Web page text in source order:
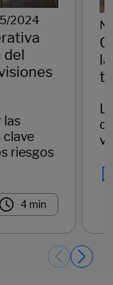
2024
del
las
clave
riesgos
4 min